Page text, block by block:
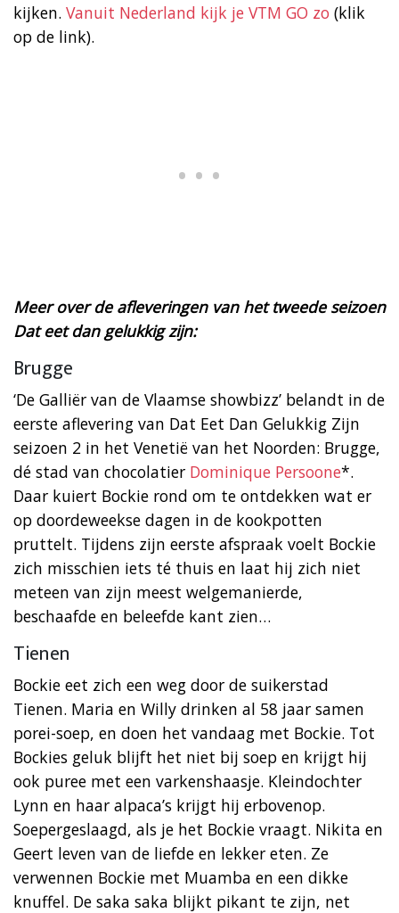
kijken. Vanuit Nederland kijk je VTM GO zo (klik
op de link).
Meer over de afleveringen van het tweede seizoen
Dat eet dan gelukkig zijn:
Brugge
‘De Galliër van de Vlaamse showbizz’ belandt in de
eerste aflevering van Dat Eet Dan Gelukkig Zijn
seizoen 2 in het Venetië van het Noorden: Brugge,
dé stad van chocolatier Dominique Persoone*.
Daar kuiert Bockie rond om te ontdekken wat er
op doordeweekse dagen in de kookpotten
pruttelt. Tijdens zijn eerste afspraak voelt Bockie
zich misschien iets té thuis en laat hij zich niet
meteen van zijn meest welgemanierde,
beschaafde en beleefde kant zien…
Tienen
Bockie eet zich een weg door de suikerstad
Tienen. Maria en Willy drinken al 58 jaar samen
porei-soep, en doen het vandaag met Bockie. Tot
Bockies geluk blijft het niet bij soep en krijgt hij
ook puree met een varkenshaasje. Kleindochter
Lynn en haar alpaca’s krijgt hij erbovenop.
Soepergeslaagd, als je het Bockie vraagt. Nikita en
Geert leven van de liefde en lekker eten. Ze
verwennen Bockie met Muamba en een dikke
knuffel. De saka saka blijkt pikant te zijn, net